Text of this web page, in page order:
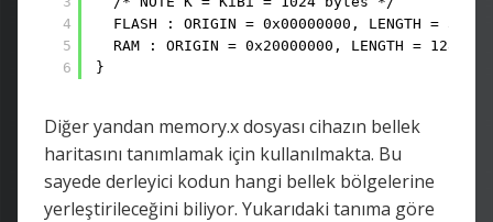
4
5
6
FLASH : ORIGIN = 0x00000000, LENGTH = 512K
RAM : ORIGIN = 0x20000000, LENGTH = 128K
}
Diğer yandan memory.x dosyası cihazın bellek
haritasını tanımlamak için kullanılmakta. Bu
sayede derleyici kodun hangi bellek bölgelerine
yerleştirileceğini biliyor. Yukarıdaki tanıma göre